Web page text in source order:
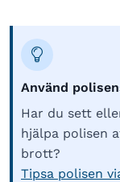
Använd
Har du sett
hjälpa polisen
brott?
Tipsa polisen